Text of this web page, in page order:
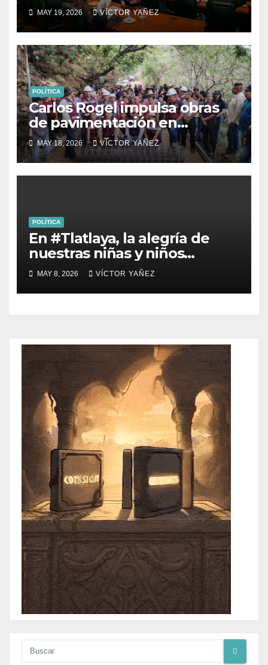
usucapión y juicios
hipotecarios
MAY 19, 2026 VÍCTOR YAÑEZ
POLÍTICA
Carlos Rogel impulsa obras
de pavimentación en
Yolotepec y Las Golondrinas
MAY 18, 2026 VÍCTOR YAÑEZ
POLÍTICA
En #Tlatlaya, la alegría de
nuestras niñas y niños
siempre será una prioridad.
MAY 8, 2026 VÍCTOR YAÑEZ